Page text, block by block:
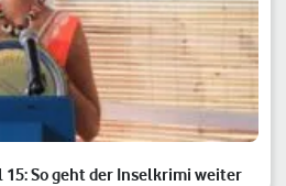
So geht der Inselkrimi weiter